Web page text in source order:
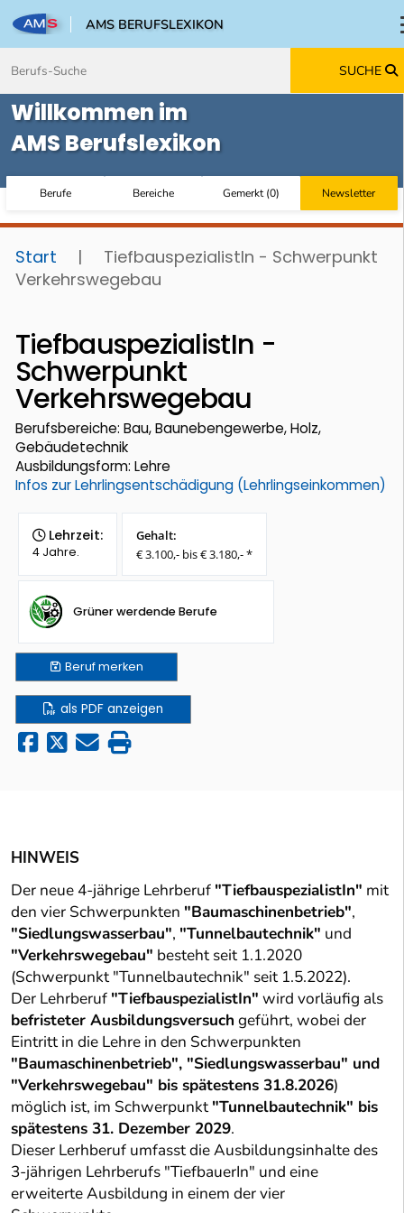
AMS BERUFSLEXIKON
SUCHE
Willkommen im
AMS Berufslexikon
Berufe Bereiche Gemerkt(0) Newsletter
Start |
TiefbauspezialistIn - Schwerpunkt
Verkehrswegebau
TiefbauspezialistIn -
Schwerpunkt
Verkehrswegebau
Berufsbereiche: Bau, Baunebengewerbe, Holz,
Gebäudetechnik
Ausbildungsform: Lehre
Infos zur Lehrlingsentschädigung (Lehrlingseinkommen)
Lehrzeit:
4 Jahre.
Gehalt:
€ 3.100,- bis € 3.180,- *
Grüner werdende Berufe
Berufmerken
als PDF anzeigen
HINWEIS
Der neue 4-jährige Lehrberuf "TiefbauspezialistIn" mit
den vier Schwerpunkten "Baumaschinenbetrieb",
"Siedlungswasserbau", "Tunnelbautechnik" und
"Verkehrswegebau" besteht seit 1.1.2020
(Schwerpunkt "Tunnelbautechnik" seit 1.5.2022).
Der Lehrberuf "TiefbauspezialistIn" wird vorläufig als
befristeter Ausbildungsversuch geführt, wobei der
Eintritt in die Lehre in den Schwerpunkten
"Baumaschinenbetrieb", "Siedlungswasserbau" und
"Verkehrswegebau" bis spätestens 31.8.2026)
möglich ist, im Schwerpunkt"Tunnelbautechnik" bis
spätestens 31. Dezember 2029.
Dieser Lerhberuf umfasst die Ausbildungsinhalte des
3-jährigen Lehrberufs "TiefbauerIn" und eine
erweiterte Ausbildung in einem der vier